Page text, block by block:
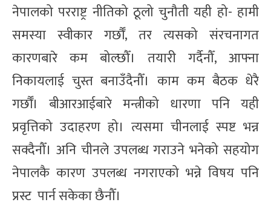
नेपालको परराष्ट्र नीतिको ठूलो चुनौती यही हो- हामी
समस्या स्वीकार गर्छौँ, तर त्यसको संरचनागत
कारणबारे कम बोल्छौँ। तयारी गर्दैनौँ, आफ्ना
निकायलाई चुस्त बनाउँदैनौँ। काम कम बैठक धेरै
गर्छौँ। बीआरआईबारे मन्त्रीको धारणा पनि यही
प्रवृत्तिको उदाहरण हो। त्यसमा चीनलाई स्पष्ट भन्न
सक्दैनौँ। अनि चीनले उपलब्ध गराउने भनेको सहयोग
नेपालकै कारण उपलब्ध नगराएको भन्ने विषय पनि
प्रस्ट पार्न सकेका छैनौँ।